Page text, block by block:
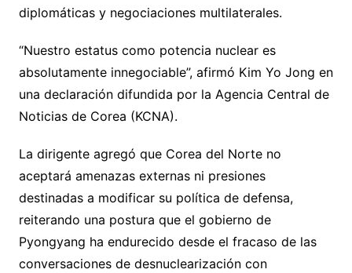
diplomáticas y negociaciones multilaterales.
“Nuestro estatus como potencia nuclear es
absolutamente innegociable”, afirmó Kim Yo Jong en
una declaración difundida por la Agencia Central de
Noticias de Corea (KCNA).
La dirigente agregó que Corea del Norte no
aceptará amenazas externas ni presiones
destinadas a modificar su política de defensa,
reiterando una postura que el gobierno de
Pyongyang ha endurecido desde el fracaso de las
conversaciones de desnuclearización con